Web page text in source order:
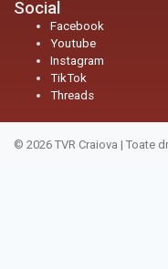
Social
Facebook
Youtube
Instagram
TikTok
Threads
© 2026 TVR Craiova | Toate